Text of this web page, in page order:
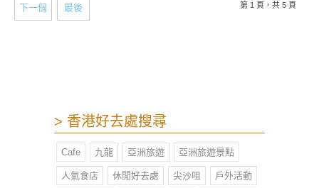
下一個 最後 第 1 頁，共 5 頁
> 香港好去處搜尋
Cafe 九龍 亞洲旅遊 亞洲旅遊景點
人氣食店 休閒好去處 尖沙咀 戶外活動